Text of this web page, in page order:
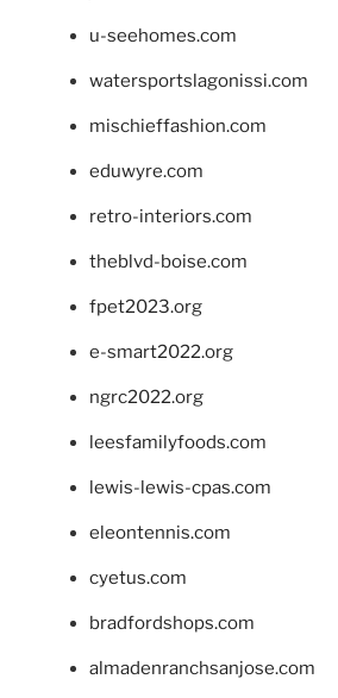
u-seehomes.com
watersportslagonissi.com
mischieffashion.com
eduwyre.com
retro-interiors.com
theblvd-boise.com
fpet2023.org
e-smart2022.org
ngrc2022.org
leesfamilyfoods.com
lewis-lewis-cpas.com
eleontennis.com
cyetus.com
bradfordshops.com
almadenranchsanjose.com